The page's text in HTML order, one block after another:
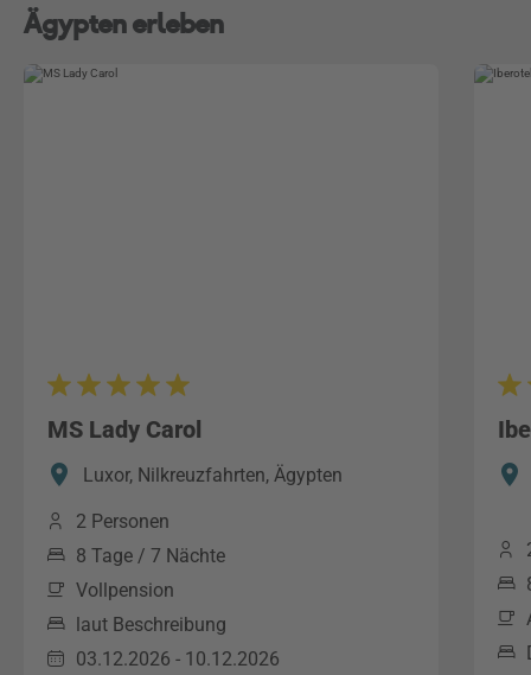
Ägypten erleben
MS Lady Carol
Luxor, Nilkreuzfahrten, Ägypten
2 Personen
8 Tage / 7 Nächte
Vollpension
laut Beschreibung
03.12.2026 - 10.12.2026